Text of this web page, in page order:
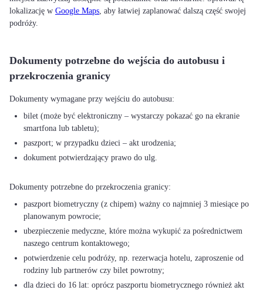
lokalizację w Google Maps, aby łatwiej zaplanować dalszą część swojej
podróży.
Dokumenty potrzebne do wejścia do autobusu i
przekroczenia granicy
bilet (może być elektroniczny – wystarczy pokazać go na ekranie
smartfona lub tabletu);
paszport; w przypadku dzieci – akt urodzenia;
dokument potwierdzający prawo do ulg.
paszport biometryczny (z chipem) ważny co najmniej 3 miesiące po
planowanym powrocie;
ubezpieczenie medyczne, które można wykupić za pośrednictwem
naszego centrum kontaktowego;
potwierdzenie celu podróży, np. rezerwacja hotelu, zaproszenie od
rodziny lub partnerów czy bilet powrotny;
dla dzieci do 16 lat: oprócz paszportu biometrycznego również akt